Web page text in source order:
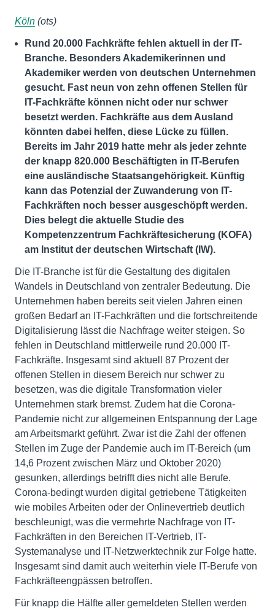
Köln (ots)
Rund 20.000 Fachkräfte fehlen aktuell in der IT-
Branche. Besonders Akademikerinnen und
Akademiker werden von deutschen Unternehmen
gesucht. Fast neun von zehn offenen Stellen für
IT-Fachkräfte können nicht oder nur schwer
besetzt werden. Fachkräfte aus dem Ausland
könnten dabei helfen, diese Lücke zu füllen.
Bereits im Jahr 2019 hatte mehr als jeder zehnte
der knapp 820.000 Beschäftigten in IT-Berufen
eine ausländische Staatsangehörigkeit. Künftig
kann das Potenzial der Zuwanderung von IT-
Fachkräften noch besser ausgeschöpft werden.
Dies belegt die aktuelle Studie des
Kompetenzzentrum Fachkräftesicherung (KOFA)
am Institut der deutschen Wirtschaft (IW).
Die IT-Branche ist für die Gestaltung des digitalen
Wandels in Deutschland von zentraler Bedeutung. Die
Unternehmen haben bereits seit vielen Jahren einen
großen Bedarf an IT-Fachkräften und die fortschreitende
Digitalisierung lässt die Nachfrage weiter steigen. So
fehlen in Deutschland mittlerweile rund 20.000 IT-
Fachkräfte. Insgesamt sind aktuell 87 Prozent der
offenen Stellen in diesem Bereich nur schwer zu
besetzen, was die digitale Transformation vieler
Unternehmen stark bremst. Zudem hat die Corona-
Pandemie nicht zur allgemeinen Entspannung der Lage
am Arbeitsmarkt geführt. Zwar ist die Zahl der offenen
Stellen im Zuge der Pandemie auch im IT-Bereich (um
14,6 Prozent zwischen März und Oktober 2020)
gesunken, allerdings betrifft dies nicht alle Berufe.
Corona-bedingt wurden digital getriebene Tätigkeiten
wie mobiles Arbeiten oder der Onlinevertrieb deutlich
beschleunigt, was die vermehrte Nachfrage von IT-
Fachkräften in den Bereichen IT-Vertrieb, IT-
Systemanalyse und IT-Netzwerktechnik zur Folge hatte.
Insgesamt sind damit auch weiterhin viele IT-Berufe von
Fachkräfteengpässen betroffen.
Für knapp die Hälfte aller gemeldeten Stellen werden